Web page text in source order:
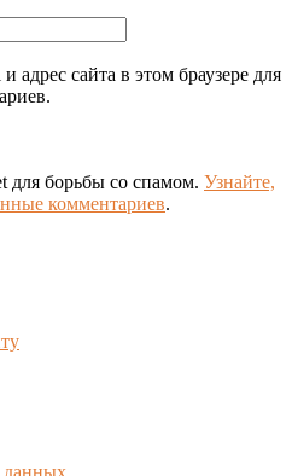
адрес сайта в этом браузере для
для борьбы со спамом. Узнайте,
комментариев.
данных